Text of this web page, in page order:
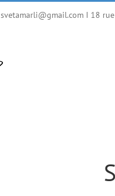
svetamarli@gmail.com I 18